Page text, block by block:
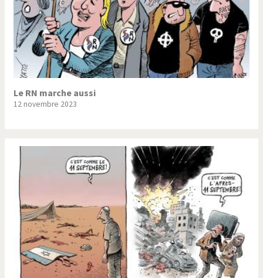
Le RN marche aussi
12 novembre 2023